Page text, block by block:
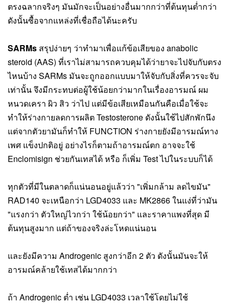
ตรงฉลากจริงๆ มันมักจะเป็นอย่างอื่นมากกว่าที่ต้นทุนต่ำกว่า
ดังนั้นซื้อจากแหล่งที่เชื่อถือได้นะครับ
SARMs สรุปง่ายๆ ว่าทำมาเพื่อแก้ข้อเสียของ anabolic
steroid (AAS) ที่เราไม่สามารถควบคุมได้ว่ายาจะไปจับกับตรง
ไหนบ้าง SARMs มันจะถูกออกแบบมาให้จับกับสิ่งที่ควรจะจับ
เท่านั้น จึงมีกระทบต่อผู้ใช้น้อยกว่ามากในเรื่องอารมณ์ ผม
หนวดเครา ผิว สิว ว่าไป แต่มีข้อเสียเหมือนกันคือเมื่อใช้จะ
ทำให้ร่างกายลดการผลิต Testosterone ดังนั้นใช้ไปสักพักนึง
แต่จากตัวยามันก็ทำให้ FUNCTION ร่างกายยังมีอารมณ์ทาง
เพศ แข็งปกติอยู่ อย่างไรก็ตามถ้าอารมณ์ตก อาจจะใช้
Enclomisign ช่วยกันเทสได้ หรือ ก็เพิ่ม Test ไปในระบบก็ได้
RAD140 จะเหนือกว่า LGD4033 และ MK2866 ในแง่ที่ว่ามัน
"แรงกว่า ตัวใหญ่ไวกว่า ใช้น้อยกว่า" และราคาแพงที่สุด มี
ต้นทุนสูงมาก แต่ถ้าของจริงล่ะโหดแน่นอน
และยังมีความ Androgenic สูงกว่าอีก 2 ตัว ดังนั้นมันจะให้
อารมณ์คล้ายใช้เทสได้มากกว่า
ถ้า Androgenic ต่ำ เช่น LGD4033 เวลาใช้โดยไม่ใช้